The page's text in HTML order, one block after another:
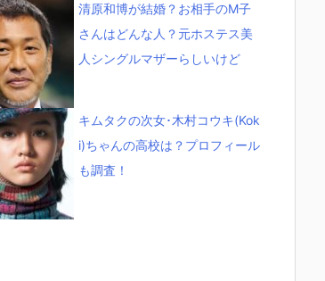
清原和博が結婚？お相手のM子
さんはどんな人？元ホステス美
人シングルマザーらしいけど
キムタクの次女･木村コウキ(Kok
i)ちゃんの高校は？プロフィール
も調査！